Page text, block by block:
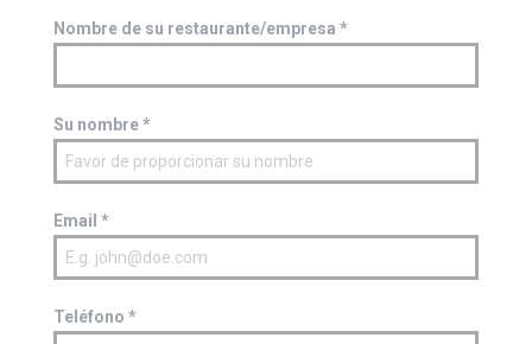
Nombre de su restaurante/empresa *
Su nombre*
Email *
Teléfono *